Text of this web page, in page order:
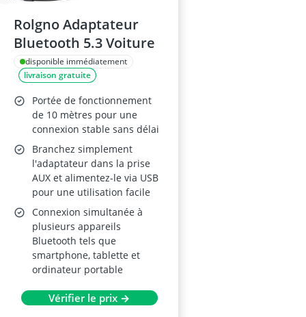
Rolgno Adaptateur
Bluetooth 5.3 Voiture
disponible immédiatement
livraison gratuite
Portée de fonctionnement
de 10 mètres pour une
connexion stable sans délai
Branchez simplement
l'adaptateur dans la prise
AUX et alimentez-le via USB
pour une utilisation facile
Connexion simultanée à
plusieurs appareils
Bluetooth tels que
smartphone, tablette et
ordinateur portable
Vérifier le prix →